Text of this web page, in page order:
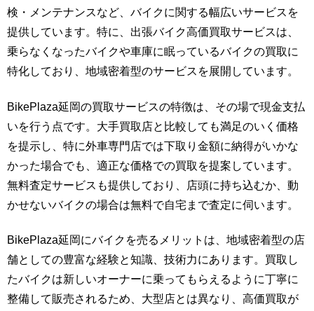
検・メンテナンスなど、バイクに関する幅広いサービスを
提供しています。特に、出張バイク高価買取サービスは、
乗らなくなったバイクや車庫に眠っているバイクの買取に
特化しており、地域密着型のサービスを展開しています。
BikePlaza延岡の買取サービスの特徴は、その場で現金支払
いを行う点です。大手買取店と比較しても満足のいく価格
を提示し、特に外車専門店では下取り金額に納得がいかな
かった場合でも、適正な価格での買取を提案しています。
無料査定サービスも提供しており、店頭に持ち込むか、動
かせないバイクの場合は無料で自宅まで査定に伺います。
BikePlaza延岡にバイクを売るメリットは、地域密着型の店
舗としての豊富な経験と知識、技術力にあります。買取し
たバイクは新しいオーナーに乗ってもらえるように丁寧に
整備して販売されるため、大型店とは異なり、高価買取が